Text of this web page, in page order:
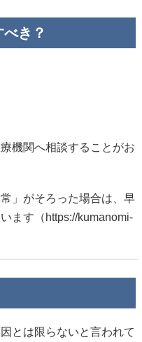
き？
機関へ相談することがお
」がそろった場合は、早
ます（ https://kumanomi-
とは限らないと言われて